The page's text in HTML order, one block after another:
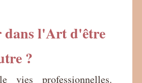
dans l'Art d'être
?
professionnelles.